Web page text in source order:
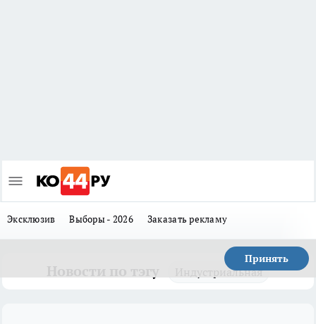
Эксклюзив Выборы - 2026 Заказать рекламу
Принять
Индустриальная